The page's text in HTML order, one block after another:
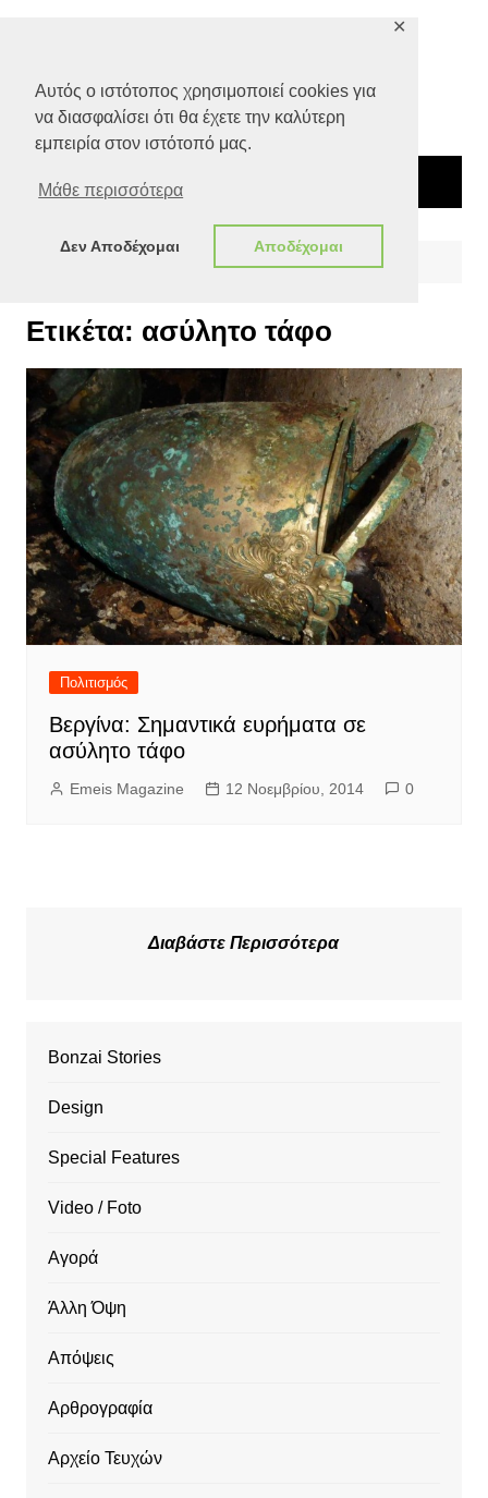
Αυτός ο ιστότοπος χρησιμοποιεί cookies για
να διασφαλίσει ότι θα έχετε την καλύτερη
εμπειρία στον ιστότοπό μας.
Μάθε περισσότερα
Δεν Αποδέχομαι Αποδέχομαι
✕
ασύλητο τάφο
Ετικέτα: ασύλητο τάφο
Πολιτισμός
Βεργίνα: Σημαντικά ευρήματα σε
ασύλητο τάφο
Emeis Magazine 12 Νοεμβρίου, 2014 0
Διαβάστε Περισσότερα
Bonzai Stories
Design
Special Features
Video / Foto
Αγορά
Άλλη Όψη
Απόψεις
Αρθρογραφία
Αρχείο Τευχών